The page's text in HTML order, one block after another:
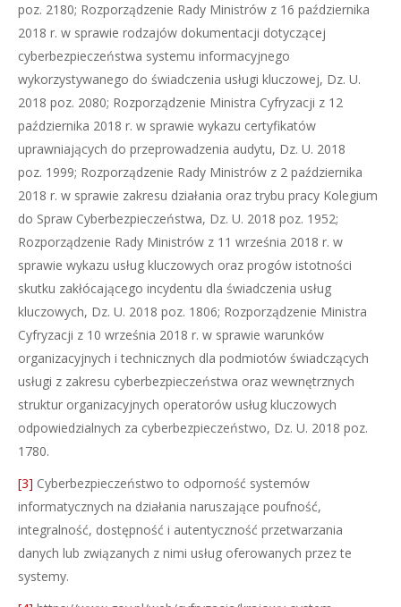
poz. 2180; Rozporządzenie Rady Ministrów z 16 października
2018 r. w sprawie rodzajów dokumentacji dotyczącej
cyberbezpieczeństwa systemu informacyjnego
wykorzystywanego do świadczenia usługi kluczowej, Dz. U.
2018 poz. 2080; Rozporządzenie Ministra Cyfryzacji z 12
października 2018 r. w sprawie wykazu certyfikatów
uprawniających do przeprowadzenia audytu, Dz. U. 2018
poz. 1999; Rozporządzenie Rady Ministrów z 2 października
2018 r. w sprawie zakresu działania oraz trybu pracy Kolegium
do Spraw Cyberbezpieczeństwa, Dz. U. 2018 poz. 1952;
Rozporządzenie Rady Ministrów z 11 września 2018 r. w
sprawie wykazu usług kluczowych oraz progów istotności
skutku zakłócającego incydentu dla świadczenia usług
kluczowych, Dz. U. 2018 poz. 1806; Rozporządzenie Ministra
Cyfryzacji z 10 września 2018 r. w sprawie warunków
organizacyjnych i technicznych dla podmiotów świadczących
usługi z zakresu cyberbezpieczeństwa oraz wewnętrznych
struktur organizacyjnych operatorów usług kluczowych
odpowiedzialnych za cyberbezpieczeństwo, Dz. U. 2018 poz.
1780.
[3] Cyberbezpieczeństwo to odporność systemów
informatycznych na działania naruszające poufność,
integralność, dostępność i autentyczność przetwarzania
danych lub związanych z nimi usług oferowanych przez te
systemy.